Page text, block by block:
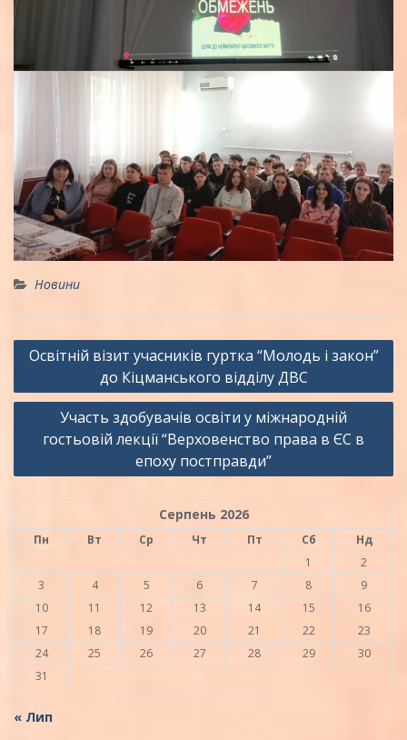
Новини
Навігація
Освітній візит учасників гуртка “Молодь і закон”
до Кіцманського відділу ДВС
Участь здобувачів освіти у міжнародній
гостьовій лекції “Верховенство права в ЄС в
епоху постправди”
Серпень 2026
Пн Вт Ср Чт Пт Сб
Нд
1
2
3
4 5 6 7 8
9
10
11 12 13 14 15
16
17
18 19 20 21 22
23
24
25 26 27 28 29
30
31
« Лип